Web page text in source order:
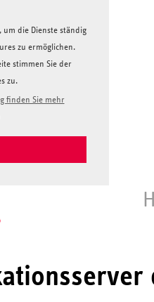
um die Dienste ständig
zu ermöglichen.
stimmen Sie der
zu.
finden Sie mehr